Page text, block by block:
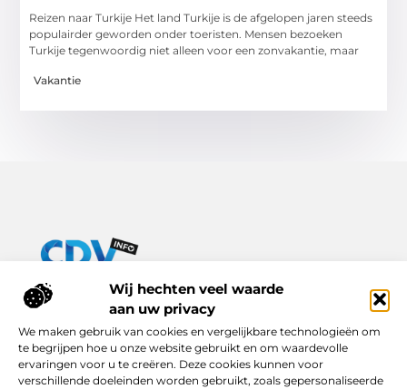
Wij hechten veel waarde
aan uw privacy
We maken gebruik van cookies en vergelijkbare technologieën om
te begrijpen hoe u onze website gebruikt en om waardevolle
ervaringen voor u te creëren. Deze cookies kunnen voor
verschillende doeleinden worden gebruikt, zoals gepersonaliseerde
Reizen naar Turkije Het land Turkije is de afgelopen jaren steeds
populairder geworden onder toeristen. Mensen bezoeken
Turkije tegenwoordig niet alleen voor een zonvakantie, maar
Vakantie
Van praktische tips tot inspirerende verhalen – alles op Cdv-
Ontdek een breed scala aan blogs en artikelen die je dagelijks
leven verrijken, van handige adviezen tot boeiende inzichten.
Bericht categorie